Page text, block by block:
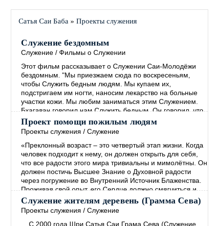
Сатья Саи Баба »Проекты служения
Служение бездомным
Служение /Фильмы о Служении
Этот фильм рассказывает о Служении Саи-Молодёжи
бездомным. "Мы приезжаем сюда по воскресеньям,
чтобы Служить бедным людям. Мы купаем их,
подстригаем им ногти, наносим лекарство на больные
участки кожи. Мы любим заниматься этим Служением.
Бхагаван говорил нам Служить бедным. Он говорил, что
руки, занимающиеся Служением, более Святы, чем
губы, произносящие Молитвы. ..."
→
Проект помощи пожилым людям
Проекты служения /Служение
«Преклонный возраст – это четвертый этап жизни. Когда
человек подходит к нему, он должен открыть для себя,
что все радости этого мира тривиальны и мимолётны. Он
должен постичь Высшее Знание о Духовной радости
через погружение во Внутренний Источник Блаженства.
Проживая свой опыт, его Сердце должно смягчиться и
наполниться Состраданием. Человек должен
сосредоточиться на том, чтобы способствовать
прогрессу всех живых существ, не проводя между
Служение жителям деревень (Грамма Сева)
Проекты служения /Служение
С 2000 года Шри Сатья Саи Грама Сева (Служение